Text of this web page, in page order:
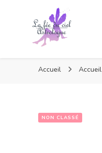
Accueil Accueil
NON CLASSÉ